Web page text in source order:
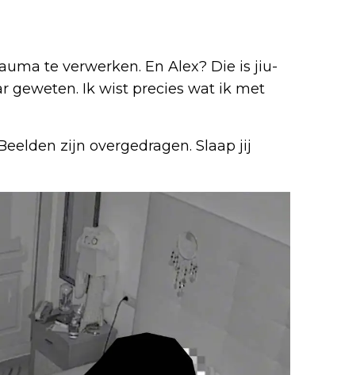
te verwerken. En Alex? Die is jiu-
geweten. Ik wist precies wat ik met
zijn overgedragen. Slaap jij